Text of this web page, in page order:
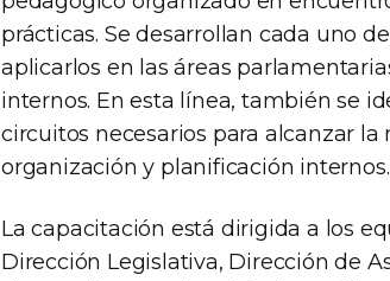
prácticas. Se desarrollan cada uno
aplicarlos en las áreas
internos. En esta línea, también se
circuitos necesarios para alcanzar
organización y planificación internos.
La capacitación está dirigida a los
Dirección Legislativa, Dirección de